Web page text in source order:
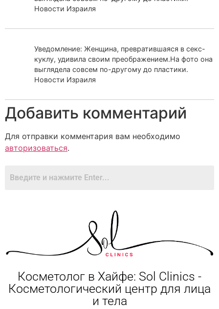
Новости Израиля
Уведомление: Женщина, превратившаяся в секс-
куклу, удивила своим преображением.На фото она
выглядела совсем по-другому до пластики.
Новости Израиля
Добавить комментарий
Для отправки комментария вам необходимо
авторизоваться.
Косметолог в Хайфе: Sol Clinics -
Косметологический центр для лица
и тела